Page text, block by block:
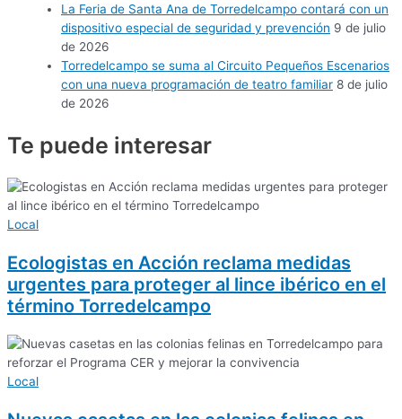
La Feria de Santa Ana de Torredelcampo contará con un
dispositivo especial de seguridad y prevención 9 de julio
de 2026
Torredelcampo se suma al Circuito Pequeños Escenarios
con una nueva programación de teatro familiar 8 de julio
de 2026
Te puede interesar
Local
Ecologistas en Acción reclama medidas
urgentes para proteger al lince ibérico en el
término Torredelcampo
Local